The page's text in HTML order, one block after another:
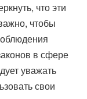
что эти
чтобы
в сфере
уважать
свои